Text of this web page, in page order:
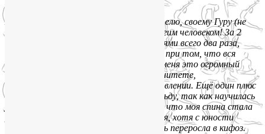
Я очень благодарна Лие — своему учителю, своему Гуру (не
побоюсь этого слова), что я стала другим человеком! За 2
года я болела простудными заболеваниями всего два раза,
второй раз — вообще одним днём (это при том, что вся
Москва болеет с октября по май), для меня это огромный
прорыв! Это говорит о хорошем иммунитете,
соответственно, о быстром восстановлении. Ещё один плюс
— несколько раз избежала падений на льду, так как научилась
удерживать баланс. Многие заметили, что моя спина стала
ровнее, постоянно хочется выпрямится, хотя с юности
сутулюсь, а с возрастом моя сутулость переросла в кифоз.